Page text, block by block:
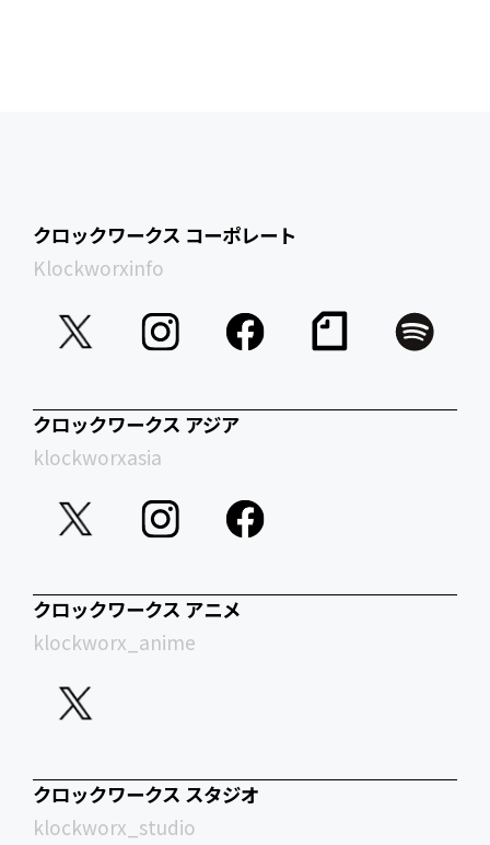
クロックワークス コーポレート
Klockworxinfo
クロックワークス アジア
klockworxasia
クロックワークス アニメ
klockworx_anime
クロックワークス スタジオ
klockworx_studio